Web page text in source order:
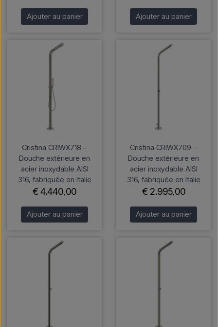
Ajouter au panier Ajouter au panier
Cristina CRIWX718 –
Douche extérieure en
acier inoxydable AISI
316, fabriquée en Italie
€ 4.440,00
Ajouter au panier
Cristina CRIWX709 –
Douche extérieure en
acier inoxydable AISI
316, fabriquée en Italie
€ 2.995,00
Ajouter au panier